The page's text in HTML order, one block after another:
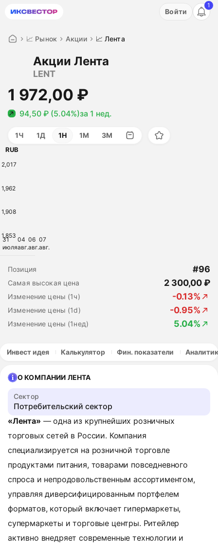
Акция: бесплатный пробный период на 3 дня!
Войти
1
📈 Рынок Акции 📈 Лента
Акции Лента
LENT
1 972,00 ₽
94,50 ₽ (5.04%)за 1 нед.
1Ч 1Д 1Н 1М 3М
31
июля
04
авг.
06
авг.
07
авг.
RUB
2,017
1,962
1,908
1,853
Позиция #96
Самая высокая цена 2 300,00 ₽
Изменение цены (1ч) -0.13%
Изменение цены (1d) -0.95%
Изменение цены (1нед) 5.04%
Инвест идея Калькулятор Фин. показатели
О КОМПАНИИ ЛЕНТА
Сектор
Потребительский сектор
«Лента» — одна из крупнейших розничных
торговых сетей в России. Компания
специализируется на розничной торговле
продуктами питания, товарами повседневного
спроса и непродовольственным ассортиментом,
управляя диверсифицированным портфелем
форматов, который включает гипермаркеты,
супермаркеты и торговые центры. Ритейлер
активно внедряет современные технологии и